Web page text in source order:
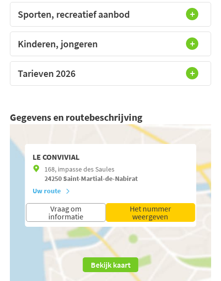
Sporten, recreatief aanbod
Kinderen, jongeren
Tarieven 2026
Gegevens en routebeschrijving
LE CONVIVIAL
168, impasse des Saules
24250Saint-Martial-de-Nabirat
Uw route
Vraag om
informatie
Het nummer
weergeven
Bekijk kaart